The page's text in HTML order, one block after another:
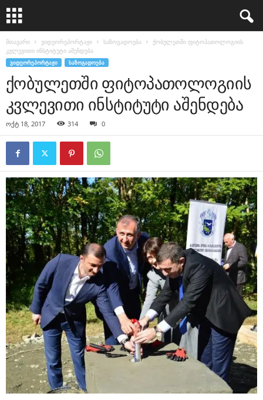
მთავარი ვიდეორეპორტაჟი საზოგადოება
ქობულეთში ფიტოპათოლოგიის
კვლევითი ინსტიტუტი აშენდება
ᲕᲘᲓᲔᲝᲠᲔᲞᲝᲠᲢᲐᲟᲘ ᲡᲐᲖᲝᲒᲐᲓᲝᲔᲑᲐ
ქობულეთში ფიტოპათოლოგიის
კვლევითი ინსტიტუტი აშენდება
ოქტ 18, 2017 314 0